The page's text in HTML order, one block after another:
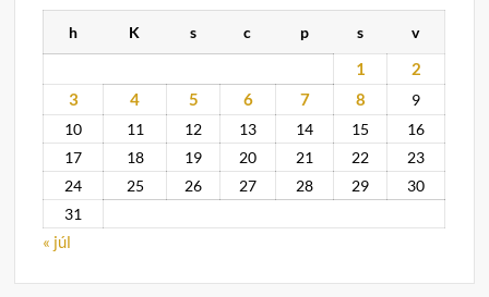
h K s c p s v
1
2
3
4 5 6 7 8
9
10
11 12 13 14 15
16
17
18 19 20 21 22
23
24
25 26 27 28 29
30
31
« júl